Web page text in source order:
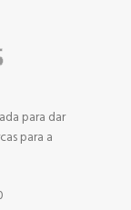
para dar
para a